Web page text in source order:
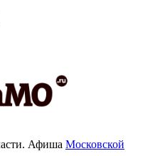
Афиша Московской